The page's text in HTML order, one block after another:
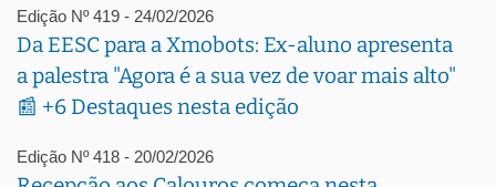
Edição Nº 419 - 24/02/2026
Da EESC para a Xmobots: Ex-aluno apresenta
a palestra "Agora é a sua vez de voar mais alto"
📰 +6 Destaques nesta edição
Edição Nº 418 - 20/02/2026